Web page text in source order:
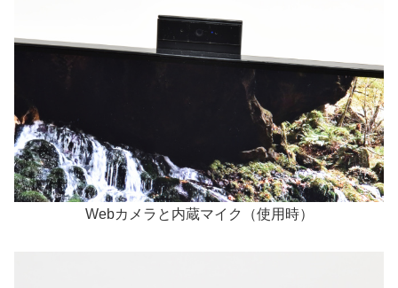
Webカメラと内蔵マイク（使用時）